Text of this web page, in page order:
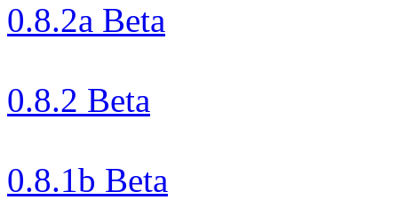
0.8.2a Beta
0.8.2 Beta
0.8.1b Beta